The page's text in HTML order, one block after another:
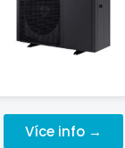
Více info →